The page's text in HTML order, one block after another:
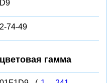
74-49
гамма